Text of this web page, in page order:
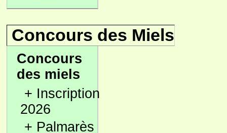
Concours des Miels
Concours
des miels
+ Inscription
2026
+ Palmarès